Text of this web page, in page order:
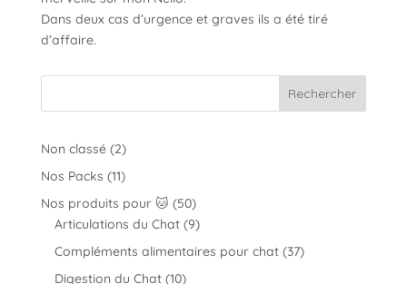
Dans deux cas d’urgence et graves ils a été tiré
d’affaire.
Rechercher
Non classé 22
produits
Nos Packs 1111
produits
Nos produits pour 🐱 5050
produits
Articulations du Chat 99
produits
Compléments alimentaires pour chat 3737
Digestion du Chat 1010